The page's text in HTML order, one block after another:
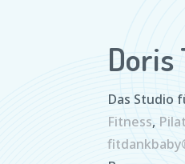
Doris
Das Studio
Fitness,